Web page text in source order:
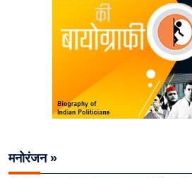
मनोरंजन »